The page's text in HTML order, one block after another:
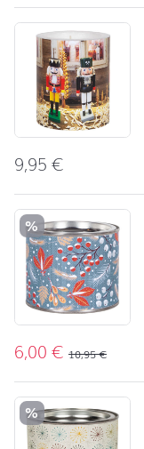
9,95€
%
6,00€ 10,95€
%